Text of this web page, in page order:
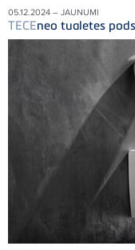
05.12.2024 – JAUNUMI
TECEneo tualetes